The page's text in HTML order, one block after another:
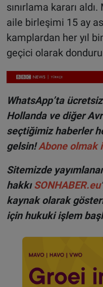
sınırlama kararı
aile birleşimi 15 ay
kamplardan her yıl
geçici olarak
WhatsApp’ta
Hollanda ve diğer
seçtiğimiz haberler
gelsin!Abone olmak
Sitemizde
hakkıSONHABER.eu
kaynak olarak
için hukuki işlem